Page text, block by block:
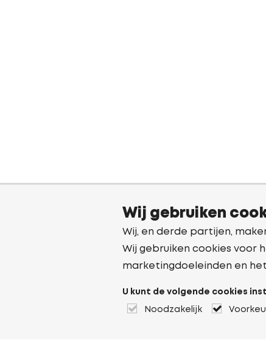
Wij gebruiken
Wij, en derde partijen,
Wij gebruiken cookies voor
marketingdoeleinden en
U kunt de volgende cookies
Noodzakelijk